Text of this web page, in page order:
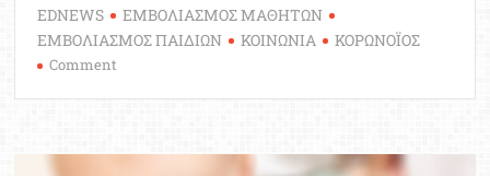
EDNEWS
ΕΜΒΟΛΙΑΣΜΟΣ ΜΑΘΗΤΩΝ
ΕΜΒΟΛΙΑΣΜΟΣ ΠΑΙΔΙΩΝ
ΚΟΙΝΩΝΙΑ ΚΟΡΩΝΟΪΟΣ
Comment
νέα